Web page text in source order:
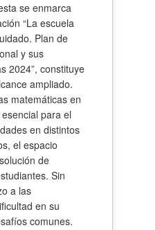
se enmarca
“La escuela
Plan de
y sus
2024”, constituye
ampliado.
matemáticas en
para el
en distintos
el espacio
de
Sin
a las
en su
comunes.